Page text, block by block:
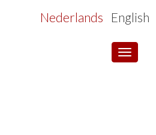
Toggle
Nederlands English